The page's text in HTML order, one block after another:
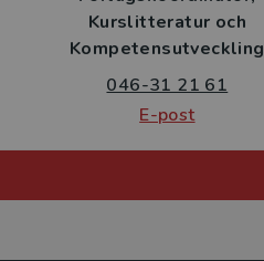
Kurslitteratur och
Kompetensutveckling
046-31 21 61
E-post